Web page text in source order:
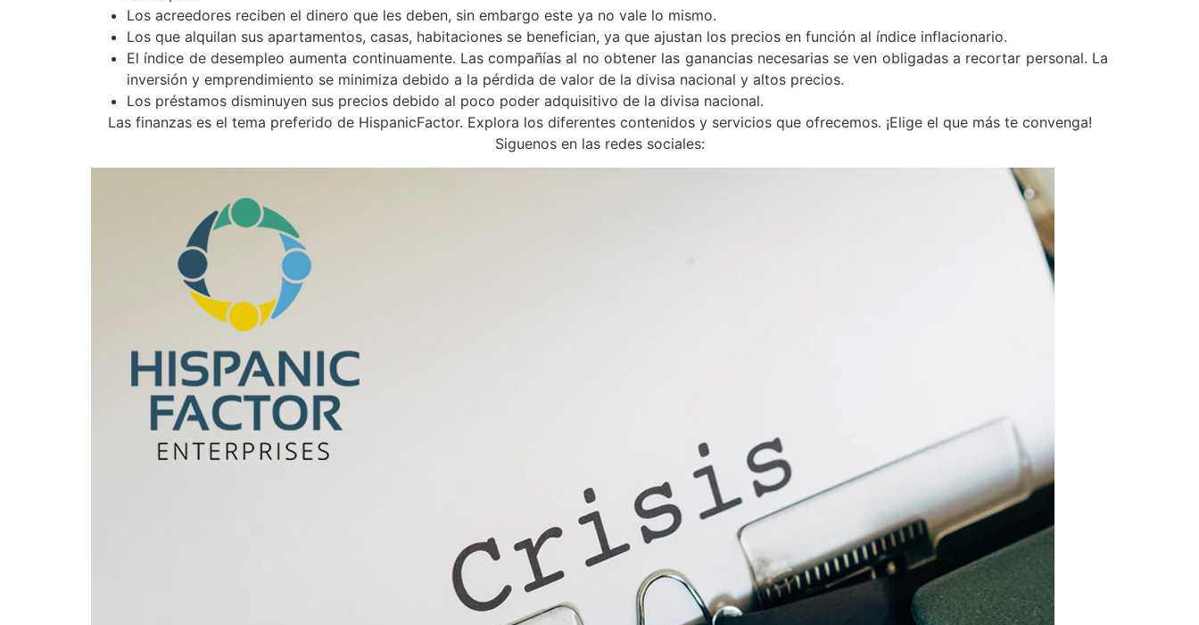
Los acreedores reciben el dinero que les deben, sin embargo este ya no vale lo mismo.
Los que alquilan sus apartamentos, casas, habitaciones se benefician, ya que ajustan los precios en función al índice inflacionario.
El índice de desempleo aumenta continuamente. Las compañías al no obtener las ganancias necesarias se ven obligadas a recortar personal. La
inversión y emprendimiento se minimiza debido a la pérdida de valor de la divisa nacional y altos precios.
Los préstamos disminuyen sus precios debido al poco poder adquisitivo de la divisa nacional.
Las finanzas es el tema preferido de HispanicFactor. Explora los diferentes contenidos y servicios que ofrecemos. ¡Elige el que más te convenga!
Siguenos en las redes sociales: